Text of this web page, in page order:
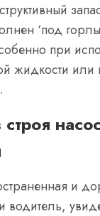
‘под
при
жидкости или
и
водитель,